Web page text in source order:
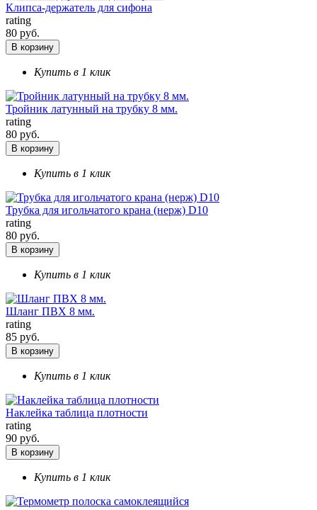
Клипса-держатель для сифона
rating
80 руб.
В корзину
Купить в 1 клик
Тройник латунный на трубку 8 мм.
rating
80 руб.
В корзину
Купить в 1 клик
Трубка для игольчатого крана (нерж) D10
rating
80 руб.
В корзину
Купить в 1 клик
Шланг ПВХ 8 мм.
rating
85 руб.
В корзину
Купить в 1 клик
Наклейка таблица плотности
rating
90 руб.
В корзину
Купить в 1 клик